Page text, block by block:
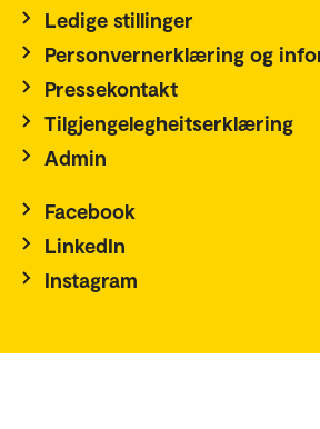
Ledige stillinger
Personvernerklæring og
Pressekontakt
Tilgjengelegheitserklæring
Admin
Facebook
LinkedIn
Instagram